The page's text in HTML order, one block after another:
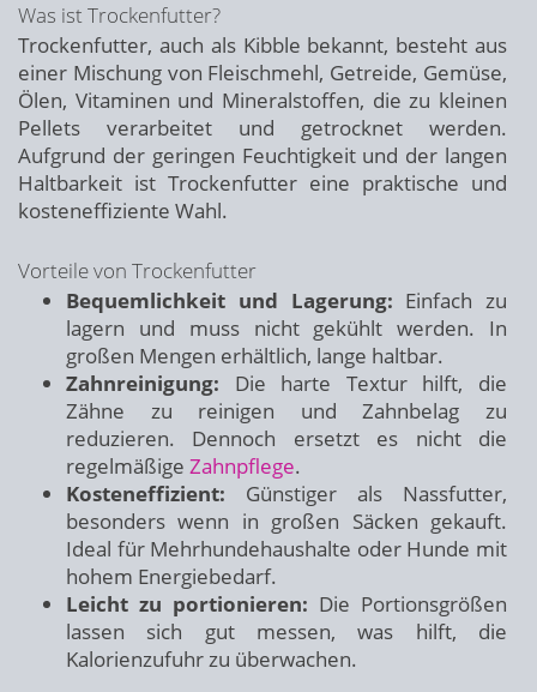
Was ist Trockenfutter?
Trockenfutter, auch als Kibble bekannt, besteht aus
einer Mischung von Fleischmehl, Getreide, Gemüse,
Ölen, Vitaminen und Mineralstoffen, die zu kleinen
Pellets verarbeitet und getrocknet werden.
Aufgrund der geringen Feuchtigkeit und der langen
Haltbarkeit ist Trockenfutter eine praktische und
kosteneffiziente Wahl.
Vorteile von Trockenfutter
Bequemlichkeit und Lagerung: Einfach zu
lagern und muss nicht gekühlt werden. In
großen Mengen erhältlich, lange haltbar.
Zahnreinigung: Die harte Textur hilft, die
Zähne zu reinigen und Zahnbelag zu
reduzieren. Dennoch ersetzt es nicht die
regelmäßige Zahnpflege.
Kosteneffizient: Günstiger als Nassfutter,
besonders wenn in großen Säcken gekauft.
Ideal für Mehrhundehaushalte oder Hunde mit
hohem Energiebedarf.
Leicht zu portionieren: Die Portionsgrößen
lassen sich gut messen, was hilft, die
Kalorienzufuhr zu überwachen.